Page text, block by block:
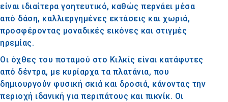
είναι ιδιαίτερα γοητευτικό, καθώς περνάει μέσα
από δάση, καλλιεργημένες εκτάσεις και χωριά,
προσφέροντας μοναδικές εικόνες και στιγμές
ηρεμίας.
Οι όχθες του ποταμού στο Κιλκίς είναι κατάφυτες
από δέντρα, με κυρίαρχα τα πλατάνια, που
δημιουργούν φυσική σκιά και δροσιά, κάνοντας την
περιοχή ιδανική για περιπάτους και πικνίκ. Οι